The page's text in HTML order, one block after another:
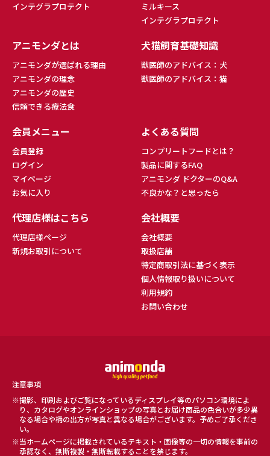
インテグラプロテクト
ミルキース
インテグラプロテクト
アニモンダとは
アニモンダが選ばれる理由
アニモンダの理念
アニモンダの歴史
信頼できる療法食
犬猫飼育基礎知識
獣医師のアドバイス：犬
獣医師のアドバイス：猫
会員メニュー
会員登録
ログイン
マイページ
お気に入り
よくある質問
コンプリートフードとは？
製品に関するFAQ
アニモンダ ドクターのQ&A
不良かな？と思ったら
代理店様はこちら
代理店様ページ
新規お取引について
会社概要
会社概要
取扱店舗
特定商取引法に基づく表示
個人情報取り扱いについて
利用規約
お問い合わせ
注意事項
撮影、印刷およびご覧になっているディスプレイ等のパソコン環境によ
り、カタログやオンラインショップの写真とお届け商品の色合いが多少異
なる場合や柄の出方が写真と異なる場合がございます。予めご了承くださ
い。
当ホームページに掲載されているテキスト・画像等の一切の情報を事前の
承認なく、無断複製・無断転載することを禁じます。